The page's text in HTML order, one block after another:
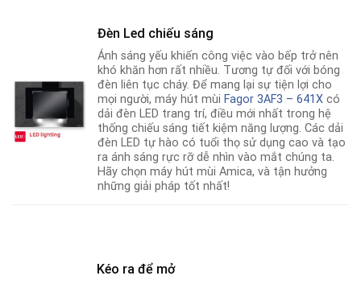
Đèn Led chiếu sáng
Ánh sáng yếu khiến công việc vào bếp trở nên
khó khăn hơn rất nhiều. Tương tự đối với bóng
đèn liên tục cháy. Để mang lại sự tiện lợi cho
mọi người, máy hút mùi Fagor 3AF3 – 641X có
dải đèn LED trang trí, điều mới nhất trong hệ
thống chiếu sáng tiết kiệm năng lượng. Các dải
đèn LED tự hào có tuổi thọ sử dụng cao và tạo
ra ánh sáng rực rỡ dễ nhìn vào mắt chúng ta.
Hãy chọn máy hút mùi Amica, và tận hưởng
những giải pháp tốt nhất!
Kéo ra để mở